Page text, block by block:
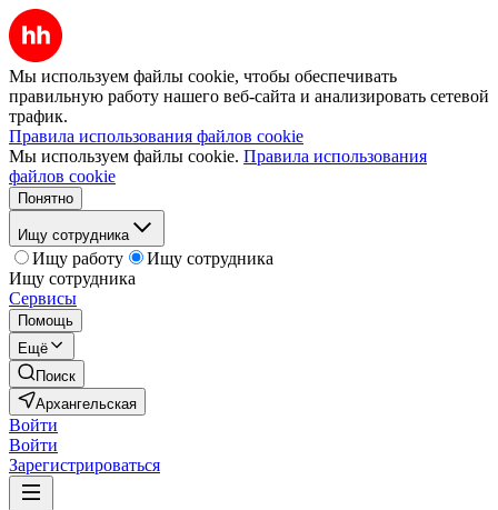
Мы используем файлы cookie, чтобы обеспечивать
правильную работу нашего веб-сайта и анализировать сетевой
трафик.
Правила использования файлов cookie
Мы используем файлы cookie. Правила использования
файлов cookie
Понятно
Ищу сотрудника
Ищу работу
Ищу сотрудника
Ищу сотрудника
Сервисы
Помощь
Ещё
Поиск
Архангельская
Войти
Войти
Зарегистрироваться